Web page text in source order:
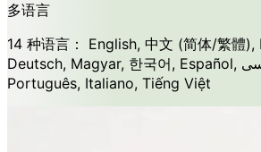
多语言
14 种语言： English, 中文 (简体/繁體),
Deutsch, Magyar, 한국어, Español, فارسی, Nederlands,
Português, Italiano, Tiếng Việt